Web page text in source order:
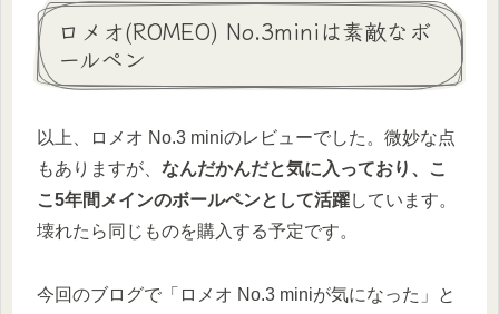
ロメオ(ROMEO) No.3miniは素敵なボ
ールペン
以上、ロメオ No.3 miniのレビューでした。微妙な点
もありますが、 なんだかんだと気に入っており、こ
こ5年間メインのボールペンとして活躍しています。
壊れたら同じものを購入する予定です。
今回のブログで「ロメオ No.3 miniが気になった」と